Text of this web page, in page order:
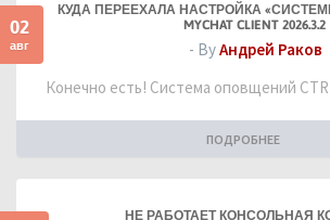
02
авг
КУДА ПЕРЕЕХАЛА НАСТРОЙКА
MYCHAT CLIENT 2026.3.2
- ByАндрей Раков
Конечно есть! Система оповщений
ПОДРОБНЕЕ
НЕ РАБОТАЕТ КОНСОЛЬНАЯ